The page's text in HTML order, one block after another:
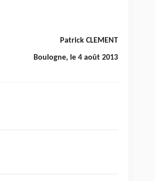
Patrick CLEMENT
Boulogne, le 4 août 2013